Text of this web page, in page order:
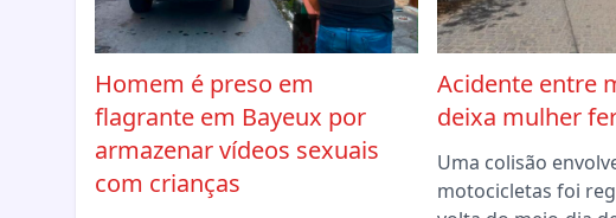
Homem é preso em
flagrante em Bayeux por
armazenar vídeos sexuais
com crianças
Acidente entre
deixa mulher
Uma colisão
motocicletas foi